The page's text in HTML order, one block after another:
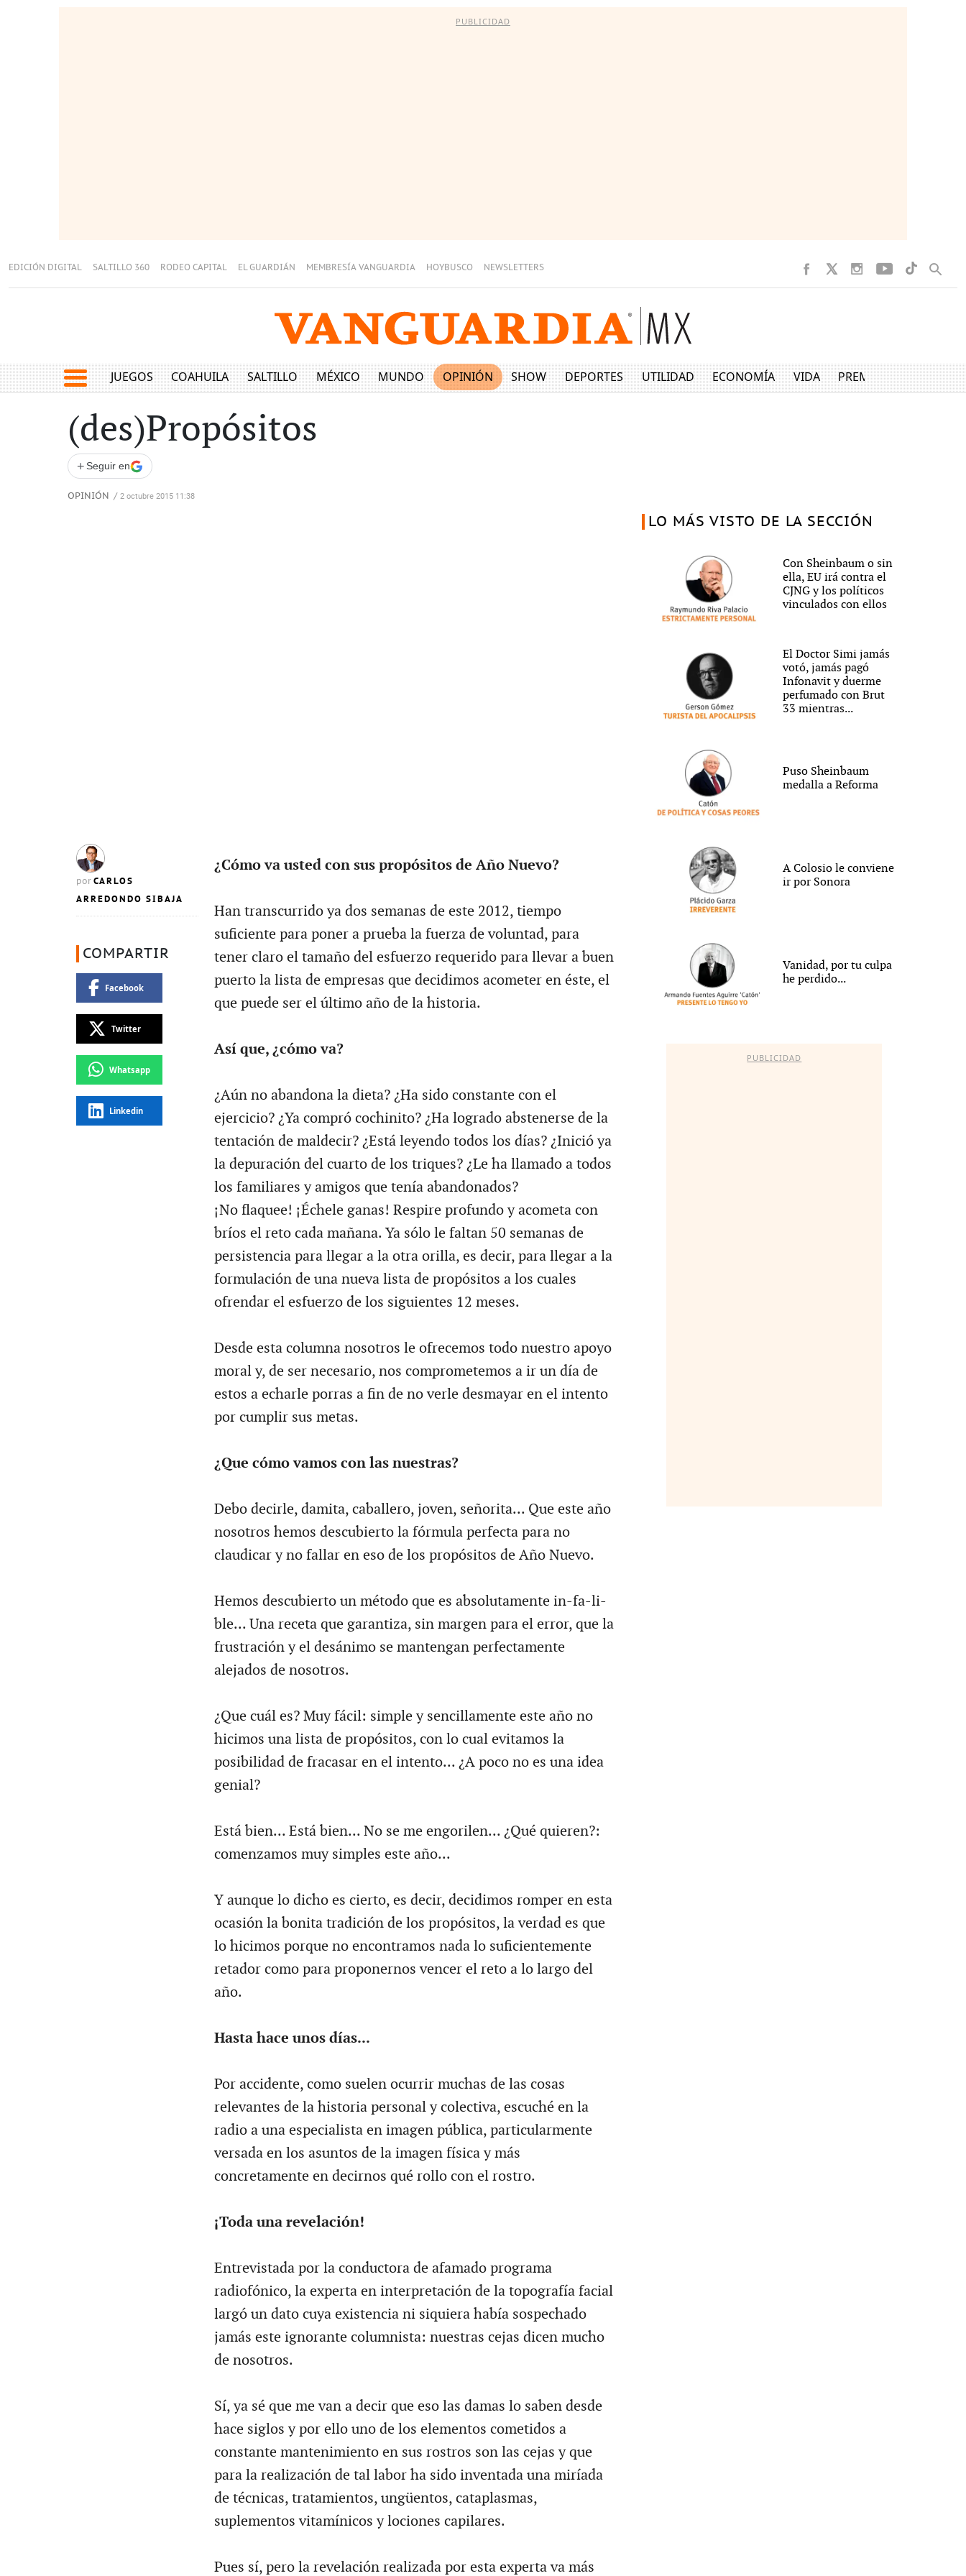
PUBLICIDAD
EDICIÓN DIGITAL SALTILLO 360 RODEO CAPITAL EL GUARDIÁN MEMBRESÍA VANGUARDIA HOYBUSCO NEWSLETTERS
JUEGOS COAHUILA SALTILLO MÉXICO MUNDO OPINIÓN SHOW DEPORTES UTILIDAD ECONOMÍA VIDA PREMIUM
(des)Propósitos
+ Seguir en
OPINIÓN / 2 octubre 2015 11:38
por CARLOS
ARREDONDO SIBAJA
COMPARTIR
Facebook
Twitter
Whatsapp
Linkedin
¿Cómo va usted con sus propósitos de Año Nuevo?
Han transcurrido ya dos semanas de este 2012, tiempo
suficiente para poner a prueba la fuerza de voluntad, para
tener claro el tamaño del esfuerzo requerido para llevar a buen
puerto la lista de empresas que decidimos acometer en éste, el
que puede ser el último año de la historia.
Así que, ¿cómo va?
¿Aún no abandona la dieta? ¿Ha sido constante con el
ejercicio? ¿Ya compró cochinito? ¿Ha logrado abstenerse de la
tentación de maldecir? ¿Está leyendo todos los días? ¿Inició ya
la depuración del cuarto de los triques? ¿Le ha llamado a todos
los familiares y amigos que tenía abandonados?
¡No flaquee! ¡Échele ganas! Respire profundo y acometa con
bríos el reto cada mañana. Ya sólo le faltan 50 semanas de
persistencia para llegar a la otra orilla, es decir, para llegar a la
formulación de una nueva lista de propósitos a los cuales
ofrendar el esfuerzo de los siguientes 12 meses.
Desde esta columna nosotros le ofrecemos todo nuestro apoyo
moral y, de ser necesario, nos comprometemos a ir un día de
estos a echarle porras a fin de no verle desmayar en el intento
por cumplir sus metas.
¿Que cómo vamos con las nuestras?
Debo decirle, damita, caballero, joven, señorita... Que este año
nosotros hemos descubierto la fórmula perfecta para no
claudicar y no fallar en eso de los propósitos de Año Nuevo.
Hemos descubierto un método que es absolutamente in-fa-li-
ble... Una receta que garantiza, sin margen para el error, que la
frustración y el desánimo se mantengan perfectamente
alejados de nosotros.
¿Que cuál es? Muy fácil: simple y sencillamente este año no
hicimos una lista de propósitos, con lo cual evitamos la
posibilidad de fracasar en el intento... ¿A poco no es una idea
genial?
Está bien... Está bien... No se me engorilen... ¿Qué quieren?:
comenzamos muy simples este año...
Y aunque lo dicho es cierto, es decir, decidimos romper en esta
ocasión la bonita tradición de los propósitos, la verdad es que
lo hicimos porque no encontramos nada lo suficientemente
retador como para proponernos vencer el reto a lo largo del
año.
Hasta hace unos días...
Por accidente, como suelen ocurrir muchas de las cosas
relevantes de la historia personal y colectiva, escuché en la
radio a una especialista en imagen pública, particularmente
versada en los asuntos de la imagen física y más
concretamente en decirnos qué rollo con el rostro.
¡Toda una revelación!
Entrevistada por la conductora de afamado programa
radiofónico, la experta en interpretación de la topografía facial
largó un dato cuya existencia ni siquiera había sospechado
jamás este ignorante columnista: nuestras cejas dicen mucho
de nosotros.
Sí, ya sé que me van a decir que eso las damas lo saben desde
hace siglos y por ello uno de los elementos cometidos a
constante mantenimiento en sus rostros son las cejas y que
para la realización de tal labor ha sido inventada una miríada
de técnicas, tratamientos, ungüentos, cataplasmas,
suplementos vitamínicos y lociones capilares.
Pues sí, pero la revelación realizada por esta experta va más
LO MÁS VISTO DE LA SECCIÓN
Con Sheinbaum o sin
ella, EU irá contra el
CJNG y los políticos
vinculados con ellos
El Doctor Simi jamás
votó, jamás pagó
Infonavit y duerme
perfumado con Brut
33 mientras...
Puso Sheinbaum
medalla a Reforma
A Colosio le conviene
ir por Sonora
Vanidad, por tu culpa
he perdido...
PUBLICIDAD